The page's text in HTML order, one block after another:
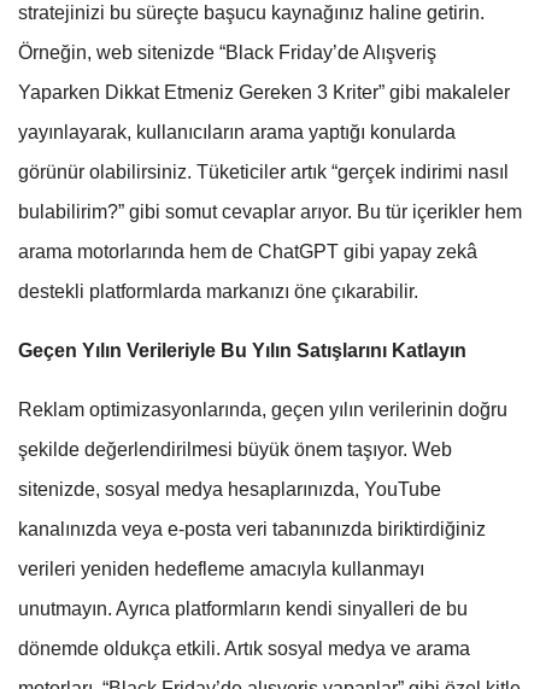
stratejinizi bu süreçte başucu kaynağınız haline getirin.
Örneğin, web sitenizde “Black Friday’de Alışveriş
Yaparken Dikkat Etmeniz Gereken 3 Kriter” gibi makaleler
yayınlayarak, kullanıcıların arama yaptığı konularda
görünür olabilirsiniz. Tüketiciler artık “gerçek indirimi nasıl
bulabilirim?” gibi somut cevaplar arıyor. Bu tür içerikler hem
arama motorlarında hem de ChatGPT gibi yapay zekâ
destekli platformlarda markanızı öne çıkarabilir.
Geçen Yılın Verileriyle Bu Yılın Satışlarını Katlayın
Reklam optimizasyonlarında, geçen yılın verilerinin doğru
şekilde değerlendirilmesi büyük önem taşıyor. Web
sitenizde, sosyal medya hesaplarınızda, YouTube
kanalınızda veya e-posta veri tabanınızda biriktirdiğiniz
verileri yeniden hedefleme amacıyla kullanmayı
unutmayın. Ayrıca platformların kendi sinyalleri de bu
dönemde oldukça etkili. Artık sosyal medya ve arama